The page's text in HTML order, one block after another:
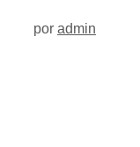
por admin